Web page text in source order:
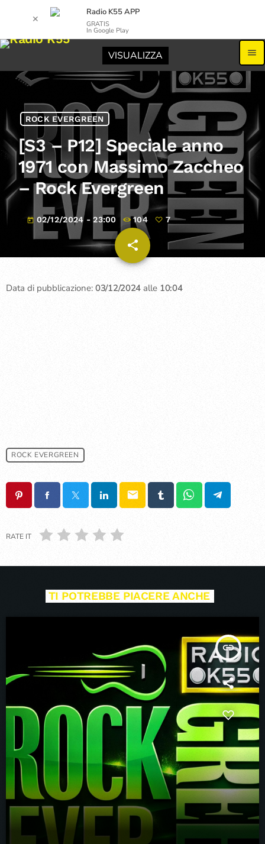
menu
ROCK EVERGREEN
[S3 – P12] Speciale anno
1971 con Massimo Zaccheo
– Rock Evergreen
today 02/12/2024 - 23:00 104 7
share
email
Data di pubblicazione: 03/12/2024 alle 10:04
ROCK EVERGREEN
email
RATE IT
TI POTREBBE PIACERE ANCHE
insert_link
✕
Radio K55 APP
GRATIS
In Google Play
VISUALIZZA